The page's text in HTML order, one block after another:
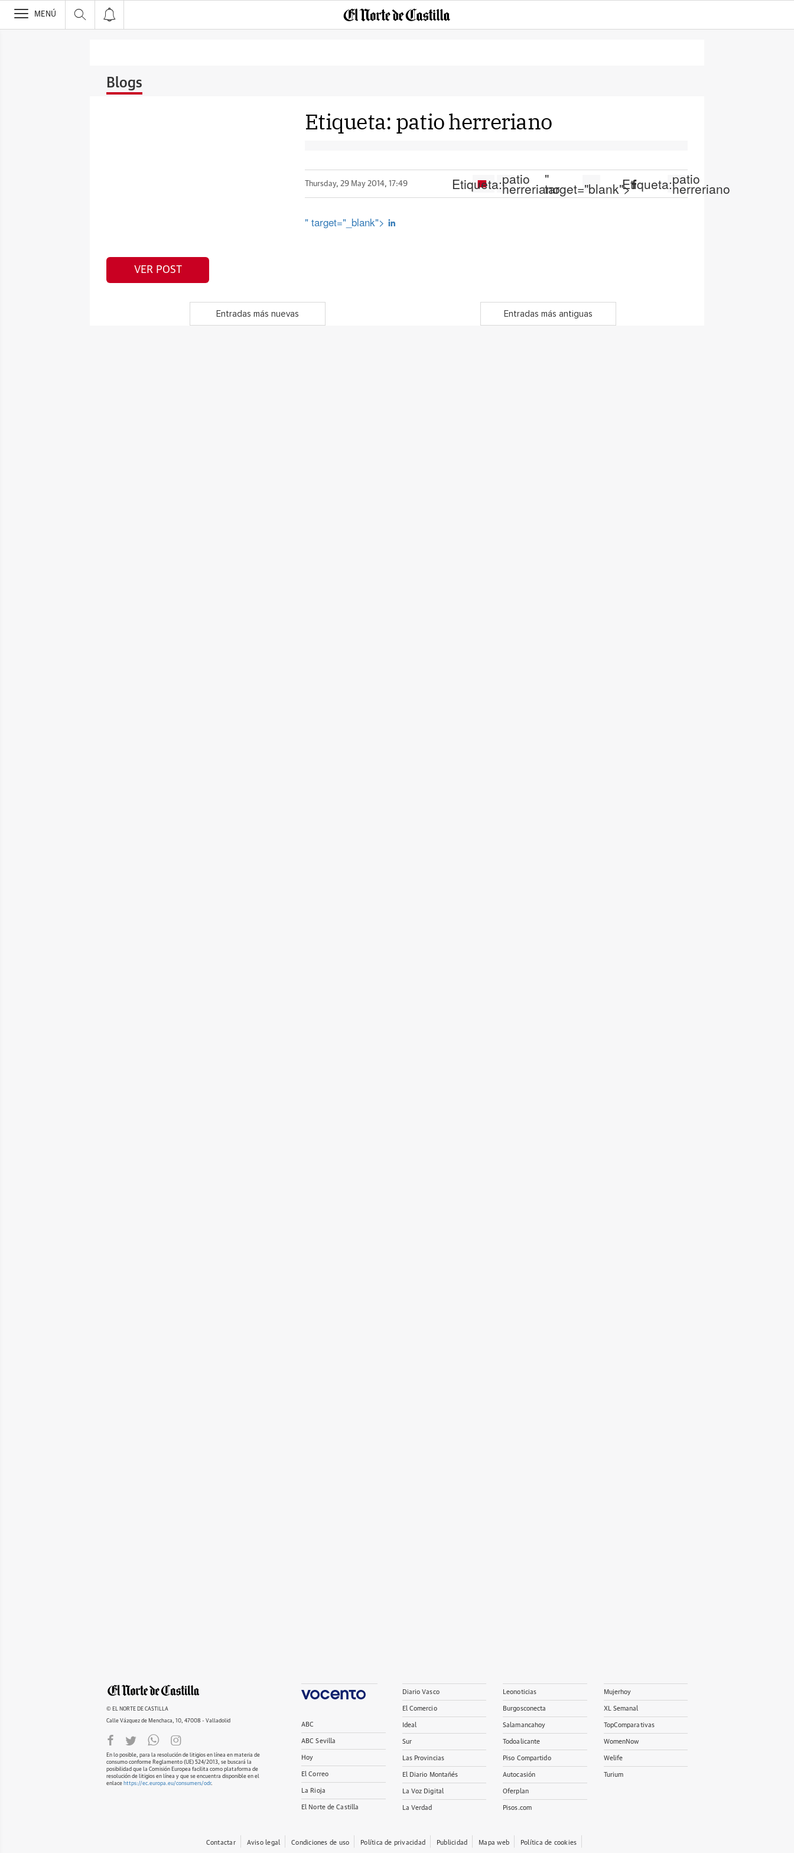
>
MENÚ
Blogs
Etiqueta: patio herreriano
Thursday, 29 May 2014, 17:49 Etiqueta:patio
herreriano
"
target="blank">Etiqueta:patio
herreriano
" target="_blank">
VER POST
Entradas más nuevas Entradas más antiguas
© EL NORTE DE CASTILLA
Calle Vázquez de Menchaca, 10, 47008 - Valladolid
En lo posible, para la resolución de litigios en línea en materia de
consumo conforme Reglamento (UE) 524/2013, se buscará la
posibilidad que la Comisión Europea facilita como plataforma de
resolución de litigios en línea y que se encuentra disponible en el
enlace https://ec.europa.eu/consumers/odr.
ABC
ABC Sevilla
Hoy
El Correo
La Rioja
El Norte de Castilla
Diario Vasco
El Comercio
Ideal
Sur
Las Provincias
El Diario Montañés
La Voz Digital
La Verdad
Leonoticias
Burgosconecta
Salamancahoy
Todoalicante
Piso Compartido
Autocasión
Oferplan
Pisos.com
Mujerhoy
XL Semanal
TopComparativas
WomenNow
Welife
Turium
Contactar Aviso legal Condiciones de uso Política de privacidad Publicidad Mapa web Política de cookies